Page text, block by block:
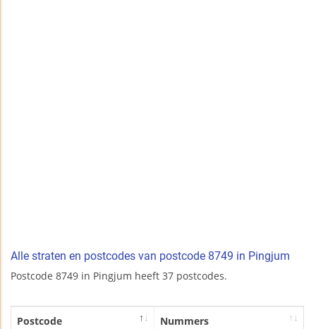
Alle straten en postcodes van postcode 8749 in Pingjum
Postcode 8749 in Pingjum heeft 37 postcodes.
Postcode Nummers